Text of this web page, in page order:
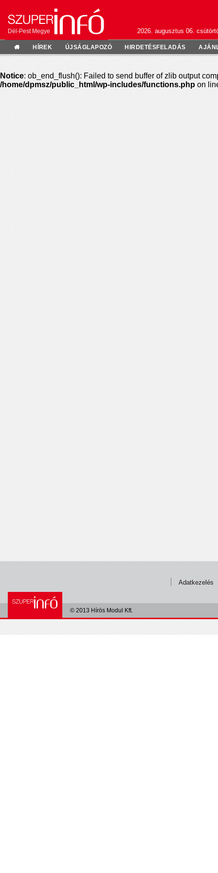
Dél-Pest Megye 2026. augusztus 06.
HÍREK ÚJSÁGLAPOZÓ HIRDETÉSFELADÁS
Adatkezelés
© 2013 Hírös Modul Kft.
Notice: ob_end_flush(): Failed to send buffer of zlib output
/home/dpmsz/public_html/wp-includes/functions.php on